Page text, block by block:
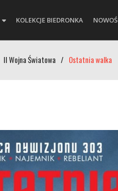
KOLEKCJE BIEDRONKA
II Wojna Światowa / Ostatnia walka